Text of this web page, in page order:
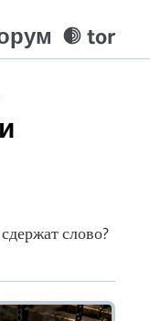
tor
слово?